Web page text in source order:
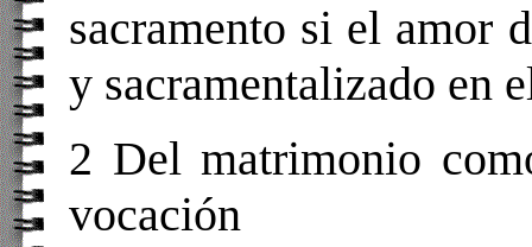
sacramento si el amor
y sacramentalizado en
2 Del matrimonio
vocación